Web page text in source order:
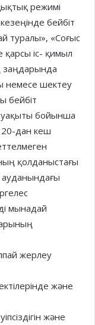
режимі
бейбіт
туралы», «Соғыс
іс- қимыл
заңдарында
немесе шектеу
бейбіт
уақыты бойынша
20-дан кеш
қолданыстағы
ауданындағы
мынадай
жерлеу
және
және